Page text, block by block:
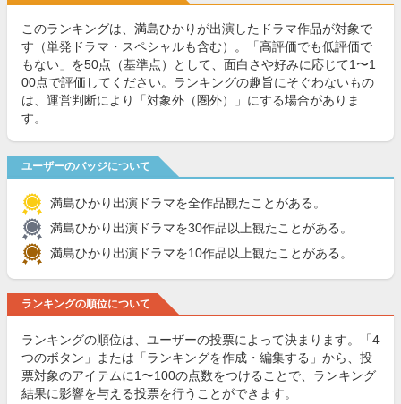
このランキングは、満島ひかりが出演したドラマ作品が対象で
す（単発ドラマ・スペシャルも含む）。「高評価でも低評価で
もない」を50点（基準点）として、面白さや好みに応じて1〜1
00点で評価してください。ランキングの趣旨にそぐわないもの
は、運営判断により「対象外（圏外）」にする場合がありま
す。
ユーザーのバッジについて
満島ひかり出演ドラマを全作品観たことがある。
満島ひかり出演ドラマを30作品以上観たことがある。
満島ひかり出演ドラマを10作品以上観たことがある。
ランキングの順位について
ランキングの順位は、ユーザーの投票によって決まります。「4
つのボタン」または「ランキングを作成・編集する」から、投
票対象のアイテムに1〜100の点数をつけることで、ランキング
結果に影響を与える投票を行うことができます。